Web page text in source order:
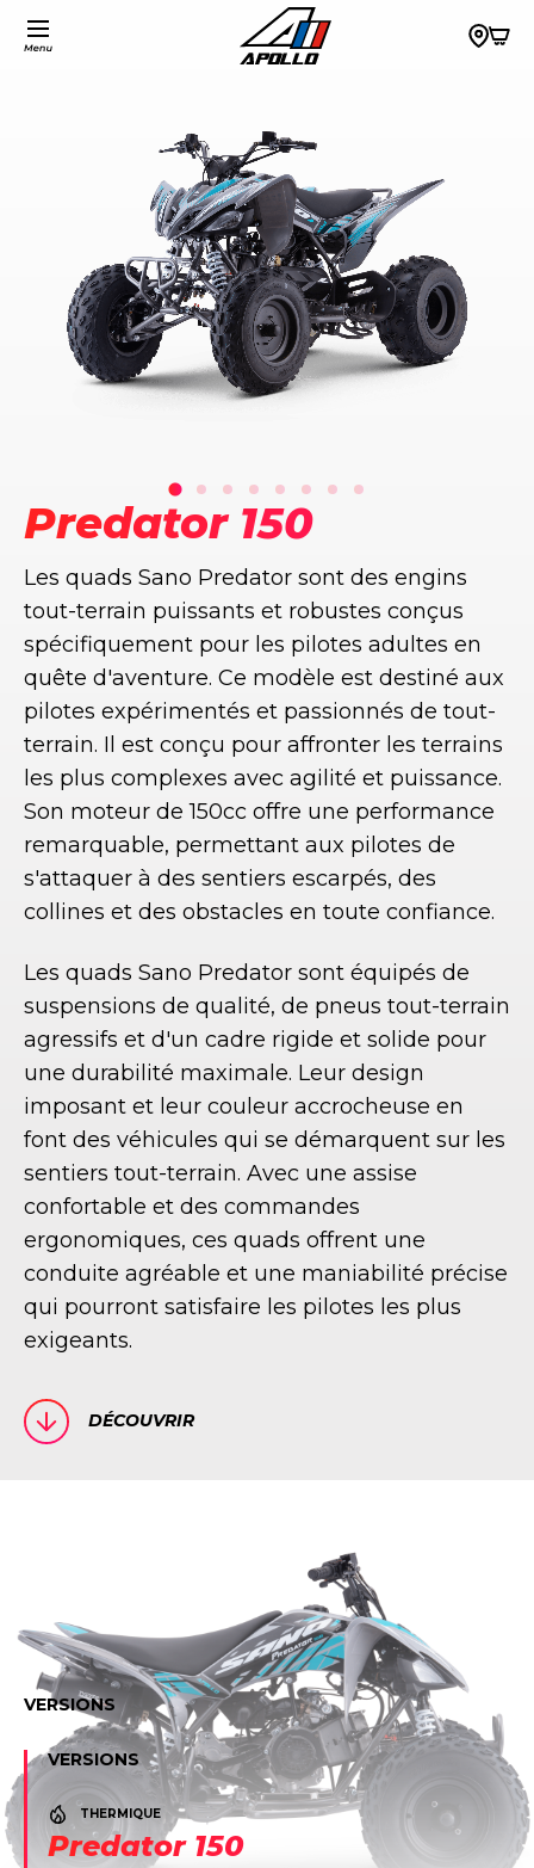
Predator 150
Les quads Sano Predator sont des engins
tout-terrain puissants et robustes conçus
spécifiquement pour les pilotes adultes en
quête d'aventure. Ce modèle est destiné aux
pilotes expérimentés et passionnés de tout-
terrain. Il est conçu pour affronter les terrains
les plus complexes avec agilité et puissance.
Son moteur de 150cc offre une performance
remarquable, permettant aux pilotes de
s'attaquer à des sentiers escarpés, des
collines et des obstacles en toute confiance.
Les quads Sano Predator sont équipés de
suspensions de qualité, de pneus tout-terrain
agressifs et d'un cadre rigide et solide pour
une durabilité maximale. Leur design
imposant et leur couleur accrocheuse en
font des véhicules qui se démarquent sur les
sentiers tout-terrain. Avec une assise
confortable et des commandes
ergonomiques, ces quads offrent une
conduite agréable et une maniabilité précise
qui pourront satisfaire les pilotes les plus
exigeants.
DÉCOUVRIR
VERSIONS
VERSIONS
THERMIQUE
Predator 150